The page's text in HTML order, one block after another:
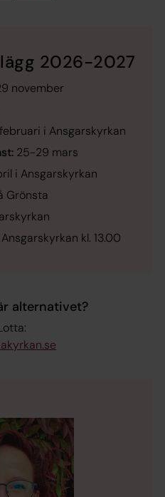
2026-2027
november
i Ansgarskyrkan
25-29 mars
i Ansgarskyrkan
Grönsta
kl. 13.00
alternativet?